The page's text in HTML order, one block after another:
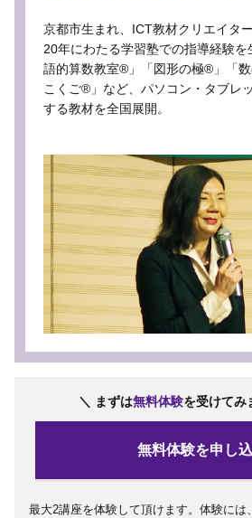
京都市生まれ、ICT教材クリエイタ
20年にわたる学習塾での指導経験を
語的算数教室®」「図形の極®」「
こくご®」など、パソコン・タブレ
する教材を全国展開。
＼ まずは無料体験を受けてみ
無料体験を申し
最大2講座を体験して頂けます。体験には